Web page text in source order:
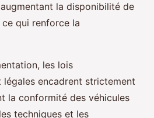
la disponibilité de
qui renforce la
les lois
légales encadrent strictement
la conformité des véhicules
techniques et les